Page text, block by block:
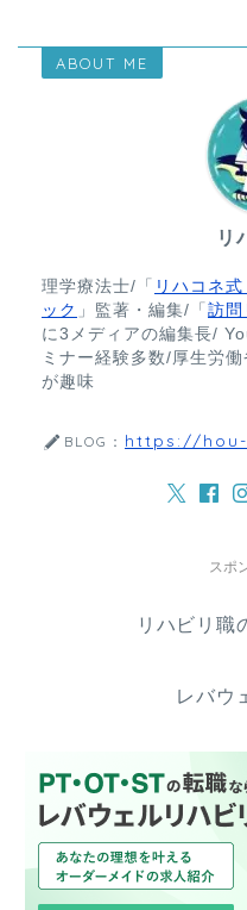
ABOUT ME
リ
理学療法士/「 リハコネ
ック 」監著・編集/「 訪問
に3メディアの編集長/
ミナー経験多数/厚生労
が趣味
BLOG： https://hou-
スポ
リハビリ職
レバウ